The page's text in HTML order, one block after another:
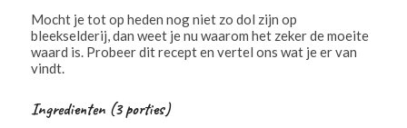
Mocht je tot op heden nog niet zo dol zijn op
bleekselderij, dan weet je nu waarom het zeker de moeite
waard is. Probeer dit recept en vertel ons wat je er van
vindt.
Ingredienten (3 porties)